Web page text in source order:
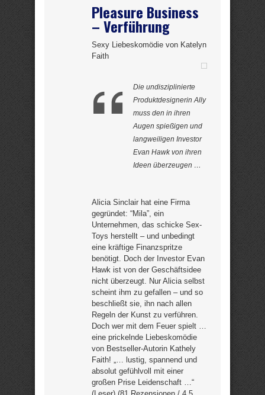
Pleasure Business
– Verführung
Sexy Liebeskomödie von Katelyn
Faith
Die undisziplinierte
Produktdesignerin Ally
muss den in ihren
Augen spießigen und
langweiligen Investor
Evan Hawk von ihren
Ideen überzeugen …
Alicia Sinclair hat eine Firma
gegründet: “Mila”, ein
Unternehmen, das schicke Sex-
Toys herstellt – und unbedingt
eine kräftige Finanzspritze
benötigt. Doch der Investor Evan
Hawk ist von der Geschäftsidee
nicht überzeugt. Nur Alicia selbst
scheint ihm zu gefallen – und so
beschließt sie, ihn nach allen
Regeln der Kunst zu verführen.
Doch wer mit dem Feuer spielt …
eine prickelnde Liebeskomödie
von Bestseller-Autorin Kathely
Faith! „… lustig, spannend und
absolut gefühlvoll mit einer
großen Prise Leidenschaft …“